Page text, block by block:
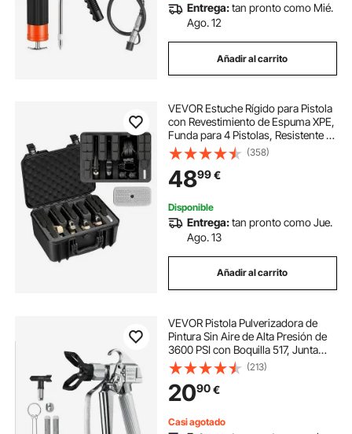
pistolas de luces funda de pistola
pistola para soldar portatil
cuantos nm tiene una pistola neumatica
pistola clavadora neumática clavos t
Entrega:tan pronto como Mié.
Ago. 12
Añadir al carrito
VEVOR Estuche Rígido para Pistola
con Revestimiento de Espuma XPE,
Funda para 4 Pistolas, Resistente al
Agua y Polvo con Interior
Personalizable y Asa 404 x 319 x
192 mm, Negro, Cumple con la TSA
(358)
4899€
Disponible
Entrega:tan pronto como Jue.
Ago. 13
Añadir al carrito
VEVOR Pistola Pulverizadora de
Pintura Sin Aire de Alta Presión de
3600 PSI con Boquilla 517, Junta
Giratoria con Filtros, Aguja de
Limpieza y Cepillo, Pistola para
Máquina Pulverizadora sin Aire
(213)
2090€
Casi agotado